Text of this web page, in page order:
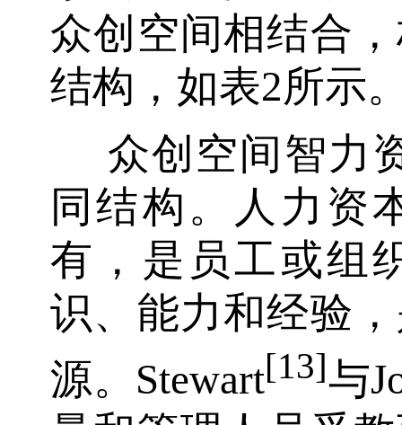
众创空间相结合
结构，如表2所示
众创空间智力
同结构。人力资
有，是员工或组
识、能力和经验
源。Stewart[13]与